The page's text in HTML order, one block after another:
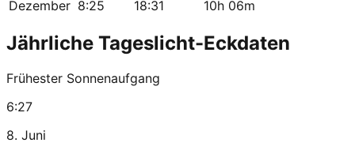
Dezember 8:25 18:31 10h 06m
Jährliche Tageslicht-Eckdaten
Frühester Sonnenaufgang
6:27
8. Juni